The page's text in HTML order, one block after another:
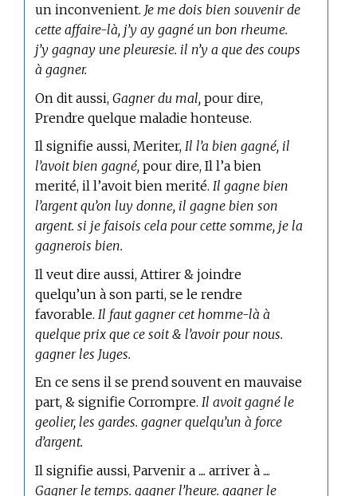
un inconvenient. Je me dois bien souvenir de
cette affaire-là, j’y ay gagné un bon rheume.
j’y gagnay une pleuresie. il n’y a que des coups
à gagner.
On dit aussi,Gagner du mal, pour dire,
Prendre quelque maladie honteuse.
Il signifie aussi, Meriter,Il l’a bien gagné, il
l’avoit bien gagné, pour dire, Il l’a bien
merité, il l’avoit bien merité.Il gagne bien
l’argent qu’on luy donne, il gagne bien son
argent. si je faisois cela pour cette somme, je la
gagnerois bien.
Il veut dire aussi, Attirer & joindre
quelqu’un à son parti, se le rendre
favorable. Il faut gagner cet homme-là à
quelque prix que ce soit & l’avoir pour nous.
gagner les Juges.
En ce sens il se prend souvent en mauvaise
part, & signifie Corrompre.Il avoit gagné le
geolier, les gardes. gagner quelqu’un à force
d’argent.
Il signifie aussi, Parvenir a .... arriver à ....
Gagner le temps. gagner l’heure. gagner le